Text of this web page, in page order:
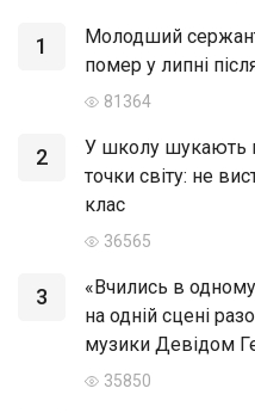
1
Молодший
помер у липні
81364
2
У школу шукають
точки світу: не
клас
36565
3
«Вчились в одному
на одній сцені
музики Девідом
35850